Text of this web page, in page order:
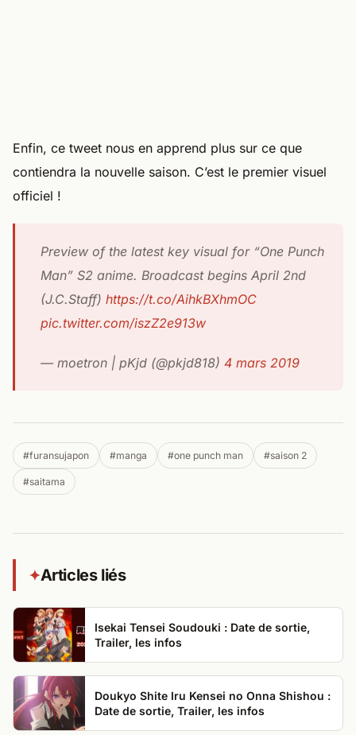
Enfin, ce tweet nous en apprend plus sur ce que
contiendra la nouvelle saison. C’est le premier visuel
officiel !
Preview of the latest key visual for “One Punch
Man” S2 anime. Broadcast begins April 2nd
(J.C.Staff) https://t.co/AihkBXhmOC
pic.twitter.com/iszZ2e913w
— moetron | pKjd (@pkjd818) 4 mars 2019
#furansujapon #manga #one punch man #saison 2
#saitama
✦Articles liés
Isekai Tensei Soudouki : Date de sortie,
Trailer, les infos
Doukyo Shite Iru Kensei no Onna Shishou :
Date de sortie, Trailer, les infos